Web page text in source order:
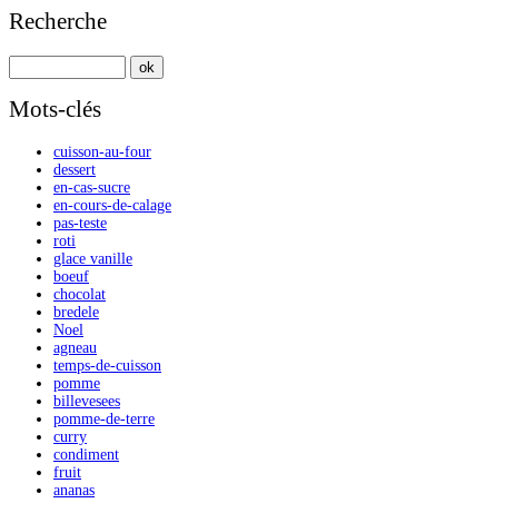
Recherche
Mots-clés
cuisson-au-four
dessert
en-cas-sucre
en-cours-de-calage
pas-teste
roti
glace vanille
boeuf
chocolat
bredele
Noel
agneau
temps-de-cuisson
pomme
billevesees
pomme-de-terre
curry
condiment
fruit
ananas